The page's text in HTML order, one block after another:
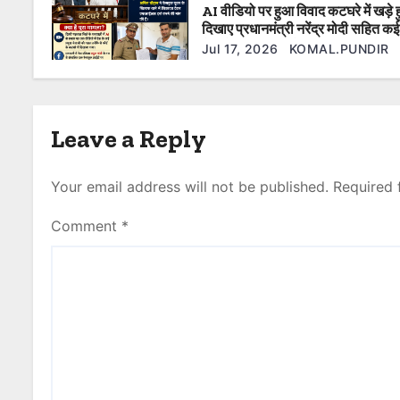
o
n
AI वीडियो पर हुआ विवाद कटघरे में खड़े
दिखाए प्रधानमंत्री नरेंद्र मोदी सहित
नेता फेसबुक यूजर के खिलाफ की गई
Jul 17, 2026 KOMAL.PUNDIR
Leave a Reply
Your email address will not be published. Required
Comment *